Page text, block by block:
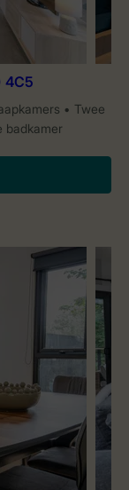
4C5
Twee
badkamer